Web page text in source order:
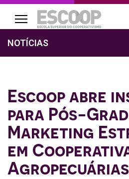
NOTÍCIAS
Escoop abre
para Pós-
Marketing
em
Agropecuárias